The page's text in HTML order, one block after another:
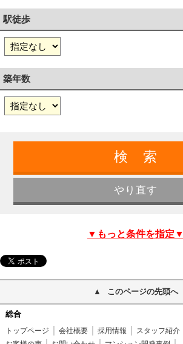
駅徒歩
築年数
▼もっと条件を指定▼
このページの先頭へ
総合
トップページ 会社概要 採用情報 スタッフ紹介